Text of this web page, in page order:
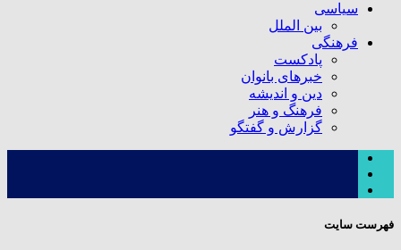
سیاسی
بین الملل
فرهنگی
پادکست
خبرهای بانوان
دین و اندیشه
فرهنگ و هنر
گزارش و گفتگو
فهرست سایت